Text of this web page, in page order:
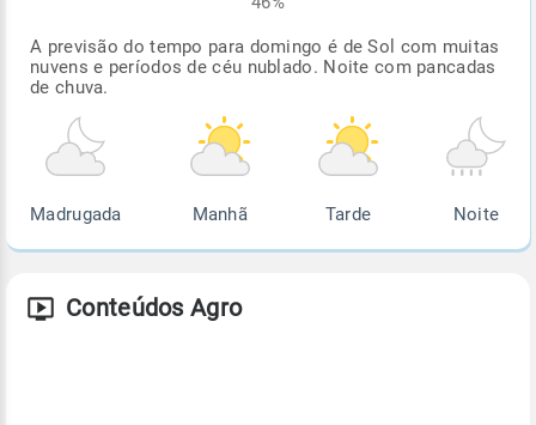
A previsão do tempo para domingo é de Sol com muitas
nuvens e períodos de céu nublado. Noite com pancadas
de chuva.
Madrugada Manhã Tarde Noite
Conteúdos Agro